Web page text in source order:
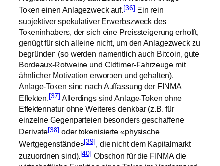
Token einen Anlagezweck auf.[36] Ein rein
subjektiver spekulativer Erwerbszweck des
Tokeninhabers, der sich eine Preissteigerung erhofft,
genügt für sich alleine nicht, um den Anlagezweck zu
begründen (so werden namentlich auch Bitcoin, gute
Bordeaux-Rotweine und Oldtimer-Fahrzeuge mit
ähnlicher Motivation erworben und gehalten).
Anlage-Token sind nach Auffassung der FINMA
Effekten. [37] Allerdings sind Anlage-Token ohne
Effektennatur ohne Weiteres denkbar (z.B. für
einzelne Gegenparteien besonders geschaffene
Derivate[38] oder tokenisierte «physische
Wertgegenstände»[39], die nicht dem Kapitalmarkt
zuzuordnen sind). [40] Obschon für die FINMA die